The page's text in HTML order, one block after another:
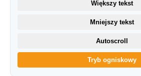
Większy tekst
Mniejszy tekst
Autoscroll
Tryb ogniskowy